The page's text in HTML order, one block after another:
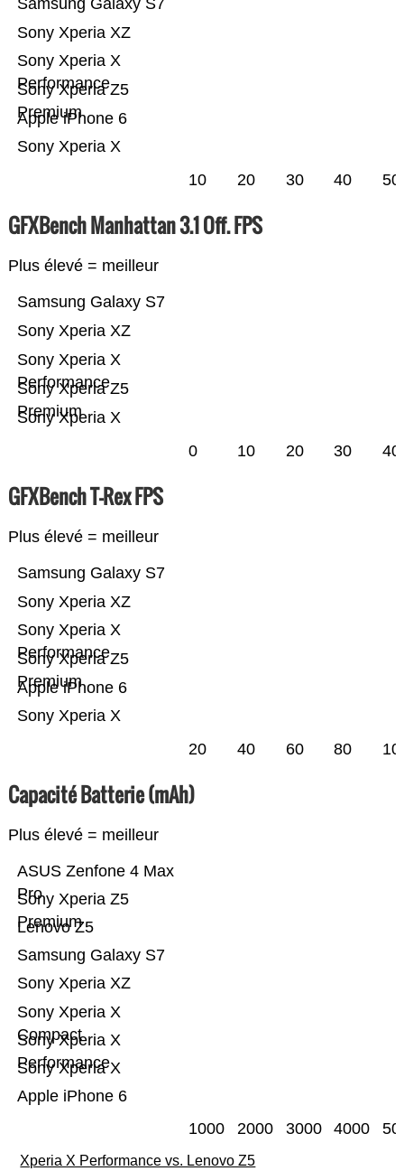
Sony Xperia X
Apple iPhone 6
Sony Xperia Z5
Premium
Sony Xperia X
Performance
Sony Xperia XZ
Samsung Galaxy S7
10 20 30 40 50
GFXBench Manhattan 3.1 Off. FPS
Plus élevé = meilleur
Sony Xperia X
Sony Xperia Z5
Premium
Sony Xperia X
Performance
Sony Xperia XZ
Samsung Galaxy S7
0 10 20 30 40
GFXBench T-Rex FPS
Plus élevé = meilleur
Sony Xperia X
Apple iPhone 6
Sony Xperia Z5
Premium
Sony Xperia X
Performance
Sony Xperia XZ
Samsung Galaxy S7
20 40 60 80
Capacité Batterie (mAh)
Plus élevé = meilleur
Apple iPhone 6
Sony Xperia X
Sony Xperia X
Performance
Sony Xperia X
Compact
Sony Xperia XZ
Samsung Galaxy S7
Lenovo Z5
Sony Xperia Z5
Premium
ASUS Zenfone 4 Max
Pro
1000 2000 3000 4000
Xperia X Performance vs. Lenovo Z5